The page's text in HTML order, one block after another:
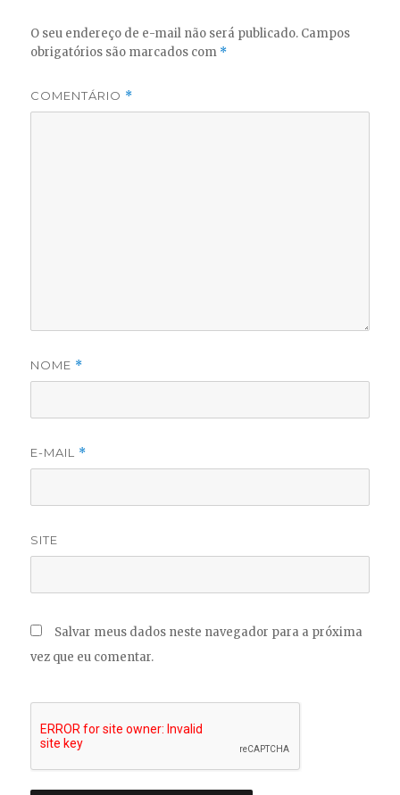
O seu endereço de e-mail não será publicado. Campos
obrigatórios são marcados com *
COMENTÁRIO *
NOME *
E-MAIL *
SITE
Salvar meus dados neste navegador para a próxima
vez que eu comentar.